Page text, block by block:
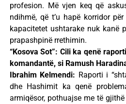
profesion. Më vjen keq që
ndihmë, që t’u hapë korridor
kapacitetet ushtarake nuk kanë
prapashpinë rrethimin.
“Kosova Sot”: Cili ka qenë
komandantë, si Ramush
Ibrahim Kelmendi: Raporti i
dhe Hashimit ka qenë
armiqësor, pothuajse me të